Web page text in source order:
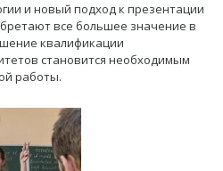
и новый подход к презентации
все большее значение в
квалификации
становится необходимым
работы.